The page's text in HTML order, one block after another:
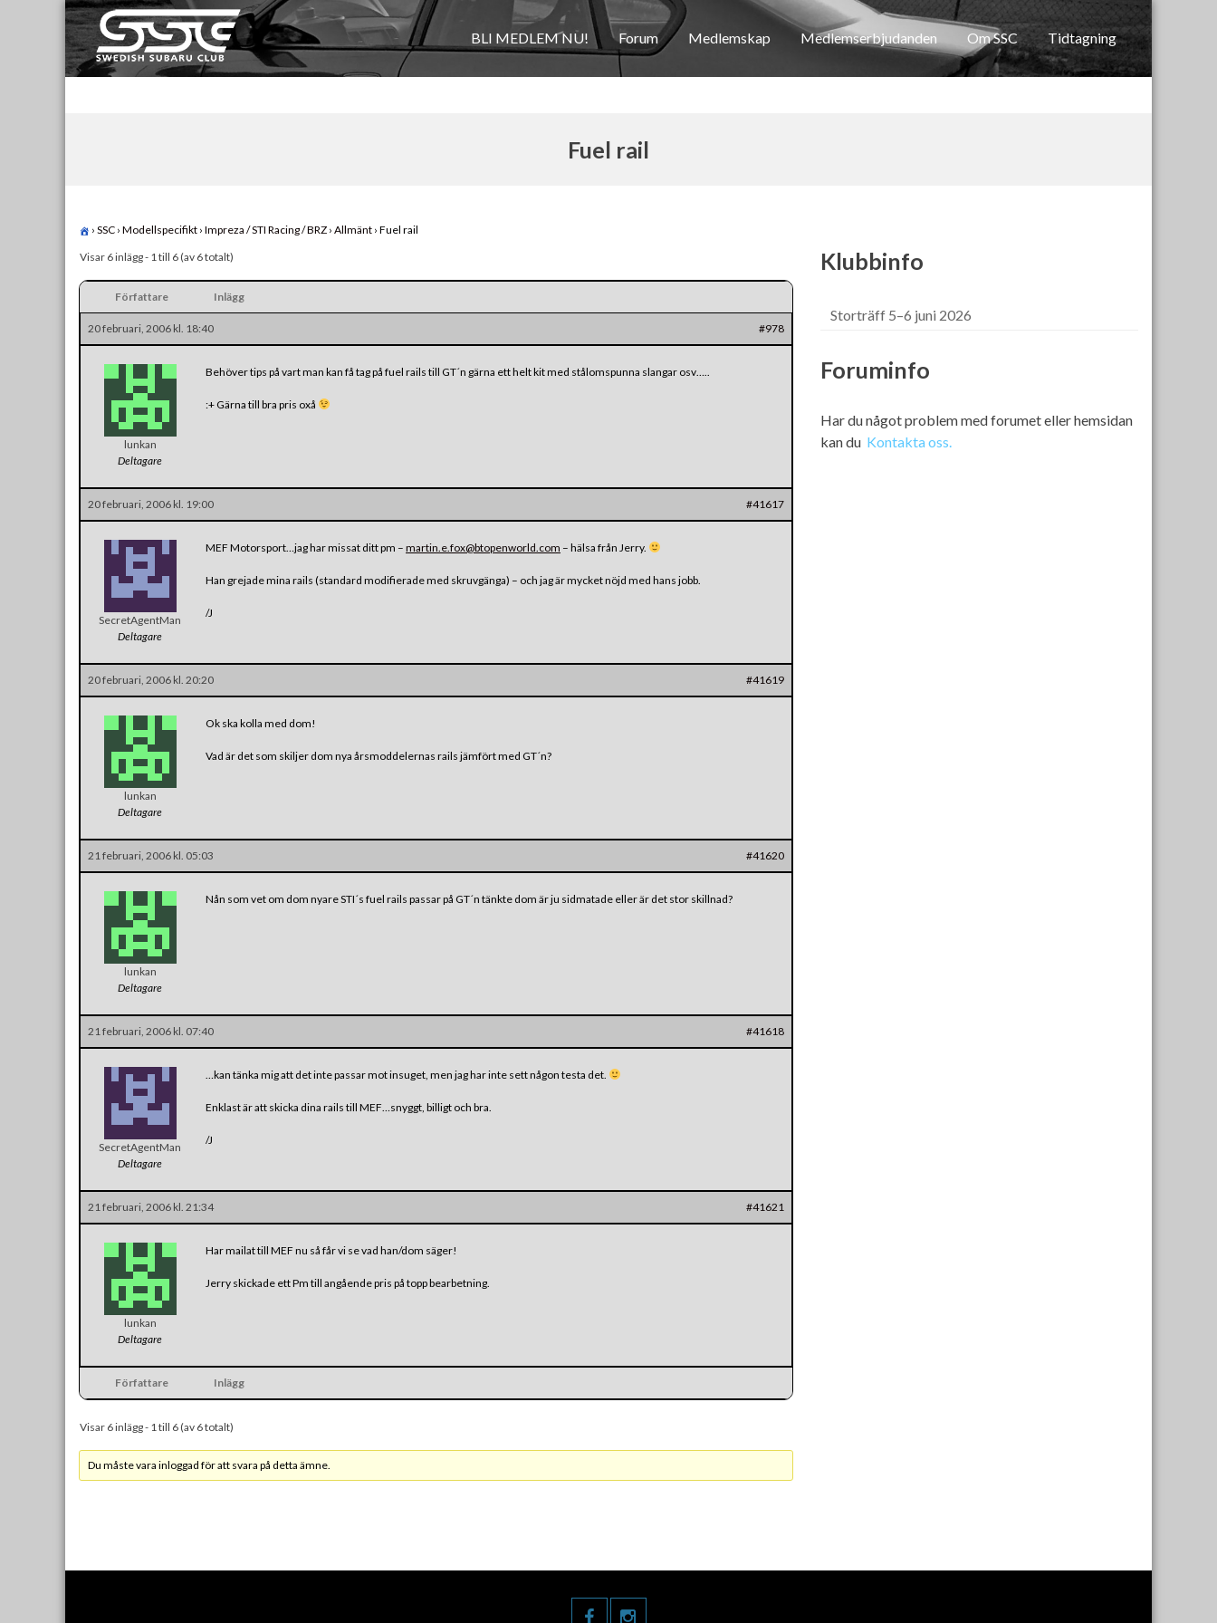
Skip
to
content
Swedish Subaru Club
För oss som älskar Subaru!
BLI MEDLEM NU! Forum Medlemskap Medlemserbjudanden Om SSC Tidtagning
Fuel rail
› SSC › Modellspecifikt › Impreza / STI Racing / BRZ › Allmänt › Fuel rail
Visar 6 inlägg - 1 till 6 (av 6 totalt)
Författare Inlägg
20 februari, 2006 kl. 18:40 #978
lunkan
Deltagare
Behöver tips på vart man kan få tag på fuel rails till GT´n gärna ett helt kit med stålomspunna slangar osv…..
:+ Gärna till bra pris oxå
20 februari, 2006 kl. 19:00 #41617
SecretAgentMan
Deltagare
MEF Motorsport…jag har missat ditt pm – martin.e.fox@btopenworld.com – hälsa från Jerry.
Han grejade mina rails (standard modifierade med skruvgänga) – och jag är mycket nöjd med hans jobb.
/J
20 februari, 2006 kl. 20:20 #41619
lunkan
Deltagare
Ok ska kolla med dom!
Vad är det som skiljer dom nya årsmoddelernas rails jämfört med GT´n?
21 februari, 2006 kl. 05:03 #41620
lunkan
Deltagare
Nån som vet om dom nyare STI´s fuel rails passar på GT´n tänkte dom är ju sidmatade eller är det stor skillnad?
21 februari, 2006 kl. 07:40 #41618
SecretAgentMan
Deltagare
…kan tänka mig att det inte passar mot insuget, men jag har inte sett någon testa det.
Enklast är att skicka dina rails till MEF…snyggt, billigt och bra.
/J
21 februari, 2006 kl. 21:34 #41621
lunkan
Deltagare
Har mailat till MEF nu så får vi se vad han/dom säger!
Jerry skickade ett Pm till angående pris på topp bearbetning.
Författare Inlägg
Visar 6 inlägg - 1 till 6 (av 6 totalt)
Du måste vara inloggad för att svara på detta ämne.
Klubbinfo
Storträff 5–6 juni 2026
Foruminfo
Har du något problem med forumet eller hemsidan
kan du Kontakta oss.